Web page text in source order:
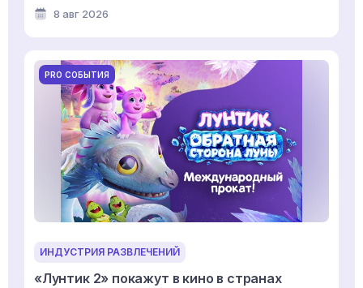
8 авг 2026
PRO СОБЫТИЯ
ИНДУСТРИЯ РАЗВЛЕЧЕНИЙ
«Лунтик 2» покажут в кино в странах